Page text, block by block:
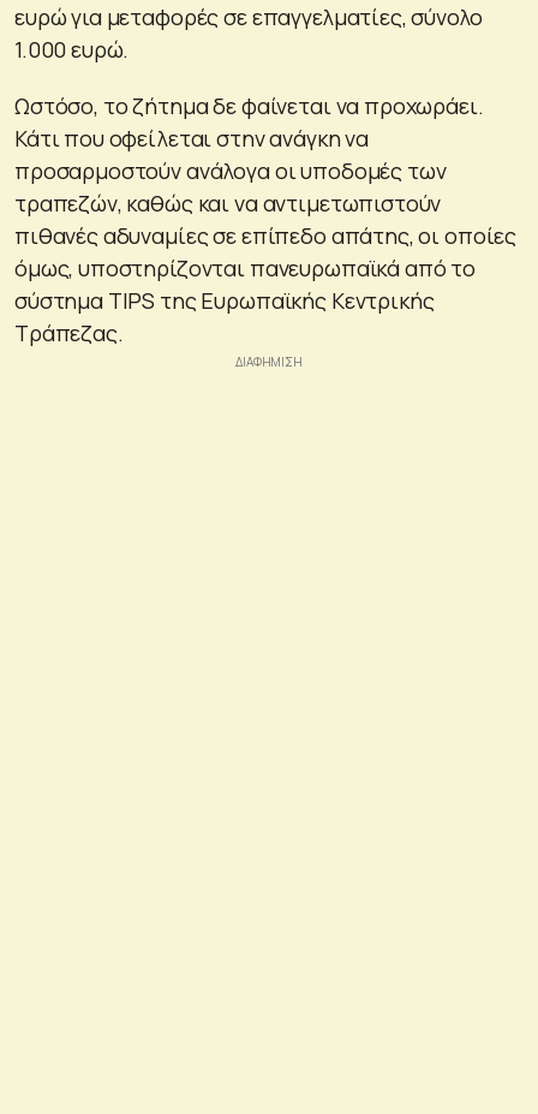
ευρώ για μεταφορές σε επαγγελματίες, σύνολο
1.000 ευρώ.
Ωστόσο, το ζήτημα δε φαίνεται να προχωράει.
Κάτι που οφείλεται στην ανάγκη να
προσαρμοστούν ανάλογα οι υποδομές των
τραπεζών, καθώς και να αντιμετωπιστούν
πιθανές αδυναμίες σε επίπεδο απάτης, οι οποίες
όμως, υποστηρίζονται πανευρωπαϊκά από το
σύστημα TIPS της Ευρωπαϊκής Κεντρικής
Τράπεζας.